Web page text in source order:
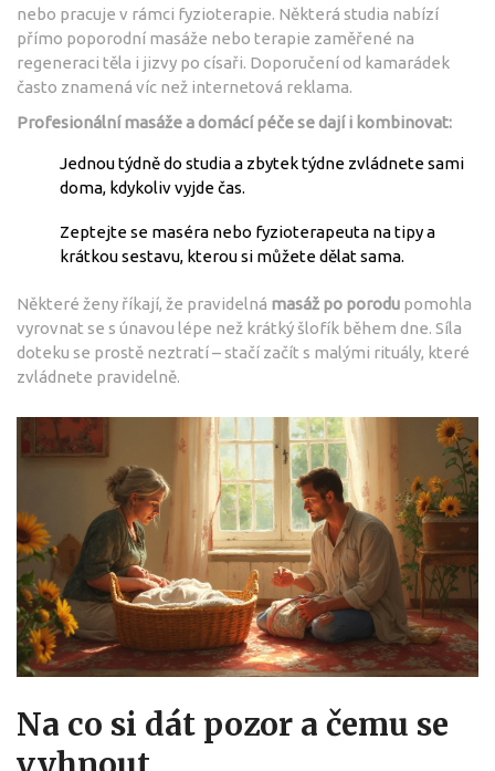
nebo pracuje v rámci fyzioterapie. Některá studia nabízí
přímo poporodní masáže nebo terapie zaměřené na
regeneraci těla i jizvy po císaři. Doporučení od kamarádek
často znamená víc než internetová reklama.
Profesionální masáže a domácí péče se dají i kombinovat:
Jednou týdně do studia a zbytek týdne zvládnete sami
doma, kdykoliv vyjde čas.
Zeptejte se maséra nebo fyzioterapeuta na tipy a
krátkou sestavu, kterou si můžete dělat sama.
Některé ženy říkají, že pravidelná masáž po porodu pomohla
vyrovnat se s únavou lépe než krátký šlofík během dne. Síla
doteku se prostě neztratí – stačí začít s malými rituály, které
zvládnete pravidelně.
Na co si dát pozor a čemu se